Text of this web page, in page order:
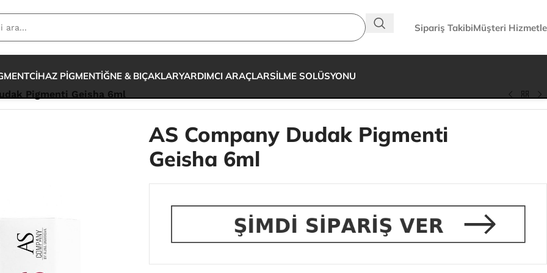
Sipariş TakibiMüşteri
CİHAZ PİGMENTİĞNE & BIÇAKLARYARDIMCI ARAÇLARSİLME SOLÜSYONU
Pigmenti Geisha 6ml
AS Company Dudak Pigmenti
Geisha 6ml